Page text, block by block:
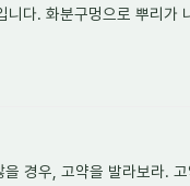
다. 화분구멍으로 뿌리가
경우, 고약을 발라보라.